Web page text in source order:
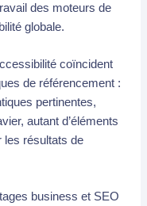
des moteurs de
globale.
coïncident
de référencement :
pertinentes,
autant d’éléments
les résultats de
business et SEO